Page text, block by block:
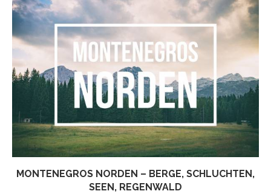
MONTENEGROS NORDEN – BERGE, SCHLUCHTEN,
SEEN, REGENWALD